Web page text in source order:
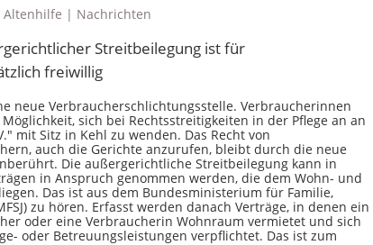
Altenhilfe | Nachrichten
Streitbeilegung ist für
freiwillig
neue Verbraucherschlichtungsstelle. Verbraucherinnen
sich bei Rechtsstreitigkeiten in der Pflege an an
mit Sitz in Kehl zu wenden. Das Recht von
auch die Gerichte anzurufen, bleibt durch die neue
Die außergerichtliche Streitbeilegung kann in
in Anspruch genommen werden, die dem Wohn- und
Das ist aus dem Bundesministerium für Familie,
zu hören. Erfasst werden danach Verträge, in denen ein
oder eine Verbraucherin Wohnraum vermietet und sich
oder Betreuungsleistungen verpflichtet. Das ist zum